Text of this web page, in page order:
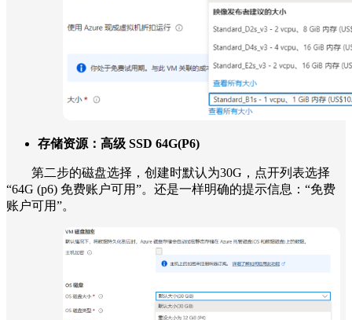
存储资源：高级 SSD 64G(P6)
第二步的磁盘选择，创建时默认为30G，点开列表选择
“64G (p6) 免费账户可用”。还是一样明确的提示信息：“免费
账户可用”。